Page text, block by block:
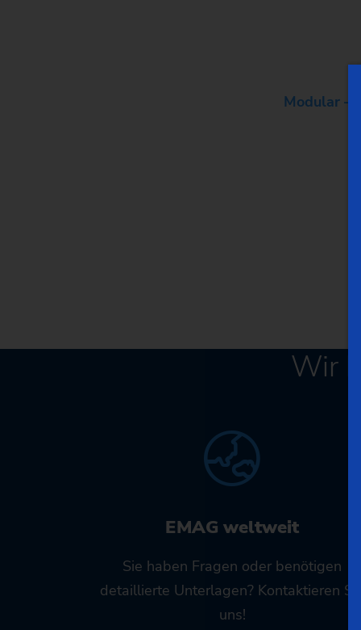
Modular –
Wir
EMAG weltweit
Sie haben Fragen oder benötigen
detaillierte Unterlagen? Kontaktieren
uns!